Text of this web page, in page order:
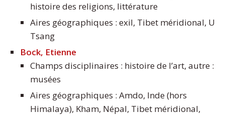
histoire des religions, littérature
Aires géographiques : exil, Tibet méridional, U
Tsang
Bock, Etienne
Champs disciplinaires : histoire de l’art, autre :
musées
Aires géographiques : Amdo, Inde (hors
Himalaya), Kham, Népal, Tibet méridional,